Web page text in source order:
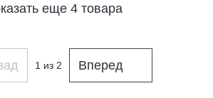
еще 4 товара
1 из 2 Вперед